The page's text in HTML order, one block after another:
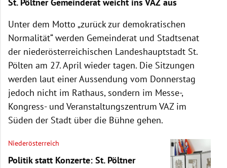
Unter dem Motto „zurück zur demokratischen
Normalität“ werden Gemeinderat und Stadtsenat
der niederösterreichischen Landeshauptstadt St.
Pölten am 27. April wieder tagen. Die Sitzungen
werden laut einer Aussendung vom Donnerstag
jedoch nicht im Rathaus, sondern im Messe-,
Kongress- und Veranstaltungszentrum VAZ im
Süden der Stadt über die Bühne gehen.
Niederösterreich
Politik statt Konzerte: St. Pöltner